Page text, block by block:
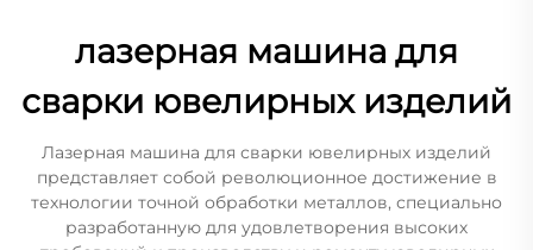
лазерная машина для
сварки ювелирных изделий
Лазерная машина для сварки ювелирных изделий
представляет собой революционное достижение в
технологии точной обработки металлов, специально
разработанную для удовлетворения высоких